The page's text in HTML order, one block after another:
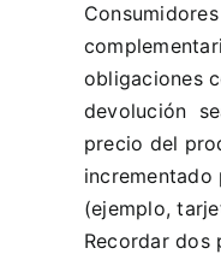
obligaciones
devolución
precio del
(ejemplo,
Recordar dos